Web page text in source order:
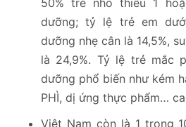
50% trẻ nhỏ thiếu 1
dưỡng; tỷ lệ trẻ em
dưỡng nhẹ cân là 14,5%,
là 24,9%. Tỷ lệ trẻ mắc
dưỡng phổ biến như kém
PHÌ, dị ứng thực phẩm…
Việt Nam còn là 1 trong